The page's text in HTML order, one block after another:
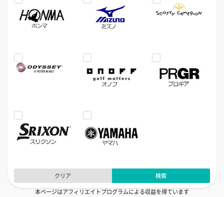
クリア
検索
本ページはアフィリエイトプログラムによる収益を得ています